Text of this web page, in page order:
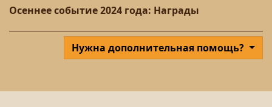
Осеннее событие 2024 года: Награды
Нужна дополнительная помощь?